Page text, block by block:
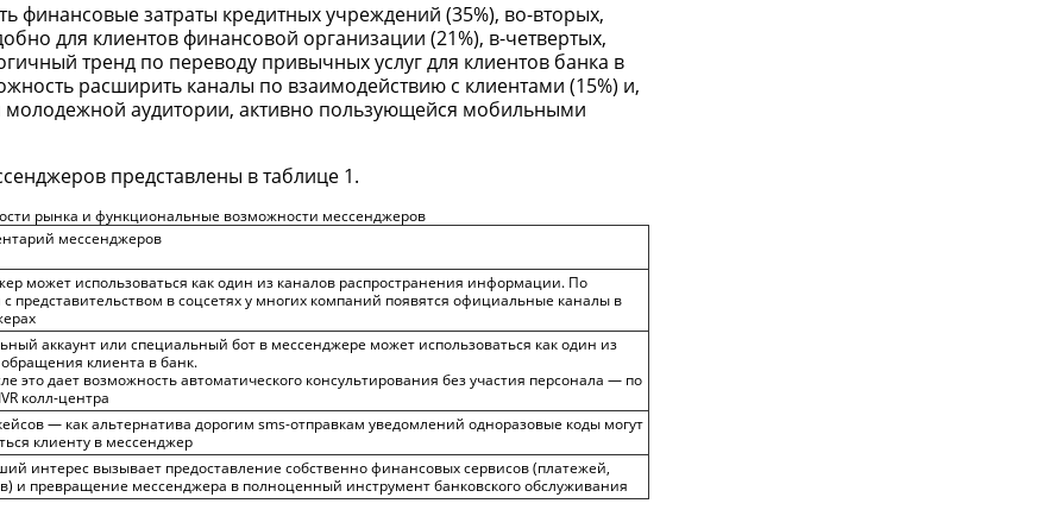
финансовые затраты кредитных учреждений (35%), во-вторых,
для клиентов финансовой организации (21%), в-четвертых,
тренд по переводу привычных услуг для клиентов банка в
расширить каналы по взаимодействию с клиентами (15%) и,
молодежной аудитории, активно пользующейся мобильными
представлены в таблице 1.
рынка и функциональные возможности мессенджеров
мессенджеров
может использоваться как один из каналов распространения информации. По
представительством в соцсетях у многих компаний появятся официальные каналы в
аккаунт или специальный бот в мессенджере может использоваться как один из
обращения клиента в банк.
это дает возможность автоматического консультирования без участия персонала — по
колл-центра
— как альтернатива дорогим sms-отправкам уведомлений одноразовые коды могут
клиенту в мессенджер
интерес вызывает предоставление собственно финансовых сервисов (платежей,
и превращение мессенджера в полноценный инструмент банковского обслуживания